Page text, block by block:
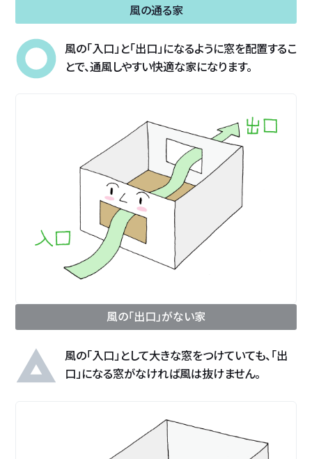
風の通る家
風の「入口」と「出口」になるように窓を配置するこ
とで、通風しやすい快適な家になります。
風の「出口」がない家
風の「入口」として大きな窓をつけていても、「出
口」になる窓がなければ風は抜けません。